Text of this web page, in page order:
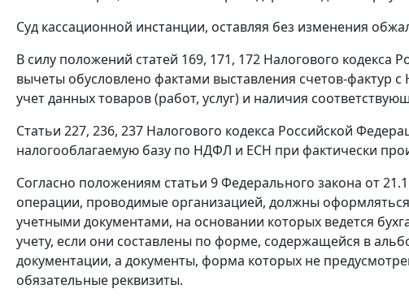
Суд кассационной инстанции, оставляя без изменения
В силу положений статей 169, 171, 172 Налогового кодекса
вычеты обусловлено фактами выставления счетов-фактур
учет данных товаров (работ, услуг) и наличия
Статьи 227, 236, 237 Налогового кодекса Российской
налогооблагаемую базу по НДФЛ и ЕСН при фактически
Согласно положениям статьи 9Федерального закона от
операции, проводимые организацией, должны
учетными документами, на основании которых ведется
учету, если они составлены по форме, содержащейся в
документации, а документы, форма которых не
обязательные реквизиты.